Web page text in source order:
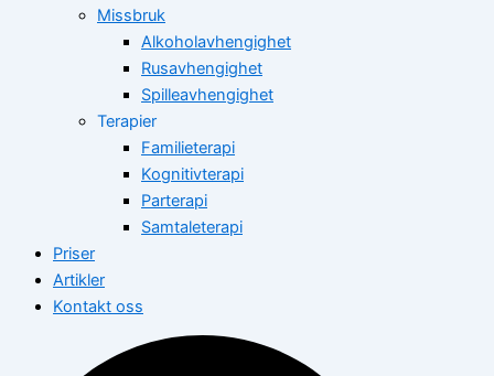
Missbruk
Alkoholavhengighet
Rusavhengighet
Spilleavhengighet
Terapier
Familieterapi
Kognitivterapi
Parterapi
Samtaleterapi
Priser
Artikler
Kontakt oss